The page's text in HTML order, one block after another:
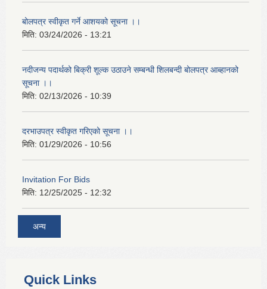
बोलपत्र स्वीकृत गर्ने आशयको सूचना ।।
मिति: 03/24/2026 - 13:21
नदीजन्य पदार्थको बिक्री शूल्क उठाउने सम्बन्धी शिलबन्दी बोलपत्र आब्हानको
सूचना ।।
मिति: 02/13/2026 - 10:39
दरभाउपत्र स्वीकृत गरिएको सूचना ।।
मिति: 01/29/2026 - 10:56
Invitation For Bids
मिति: 12/25/2025 - 12:32
अन्य
Quick Links